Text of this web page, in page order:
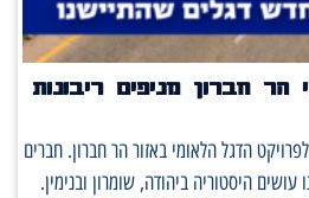
הר חברון מניפים ריבונות
הדגל הלאומי באזור הר חברון. חברים
היסטוריה ביהודה, שומרון ובנימין.